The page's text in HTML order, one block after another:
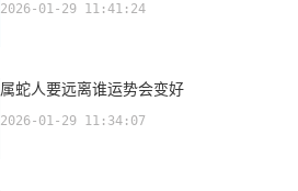
2026-01-29 11:41:24
属蛇人要远离谁运势会变好
2026-01-29 11:34:07